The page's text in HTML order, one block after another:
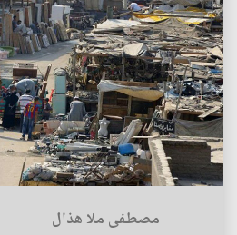
مصطفى ملا هذال